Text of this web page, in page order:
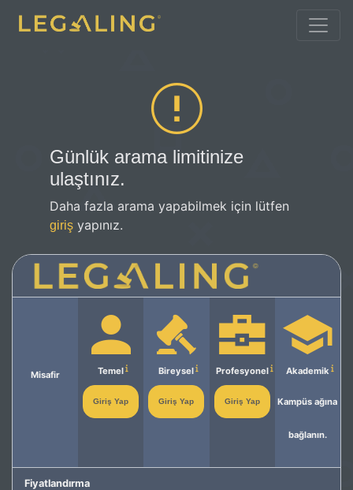
Günlük arama limitinize
ulaştınız.
Daha fazla arama yapabilmek için lütfen
giriş yapınız.
Misafir Temel
Giriş Yap
Bireysel
Giriş Yap
Profesyonel
Giriş Yap
Akademik
Kampüs ağına
bağlanın.
Fiyatlandırma